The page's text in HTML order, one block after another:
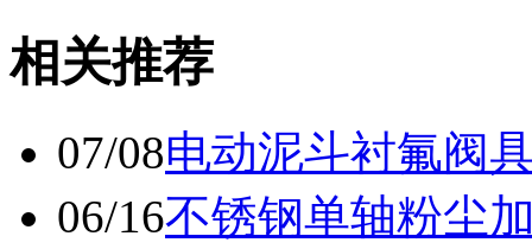
相关推荐
07/08电动泥斗衬氟阀
06/16不锈钢单轴粉尘